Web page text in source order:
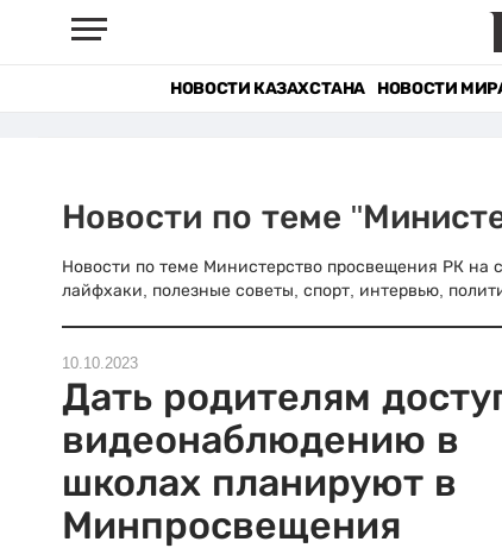
НОВОСТИ КАЗАХСТАНА НОВОСТИ
Новости по теме
Новости по теме Министерство просвещения РК на
лайфхаки, полезные советы, спорт, интервью,
10.10.2023
Дать родителям
видеонаблюдению в
школах планируют в
Минпросвещения